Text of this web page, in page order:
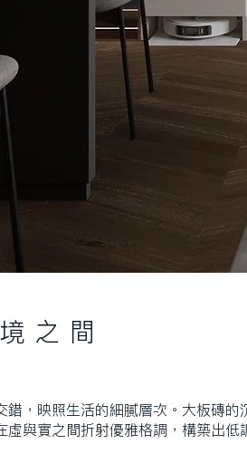
之 間
錯，映照生活的細膩層次。大板磚
虛與實之間折射優雅格調，構築出低